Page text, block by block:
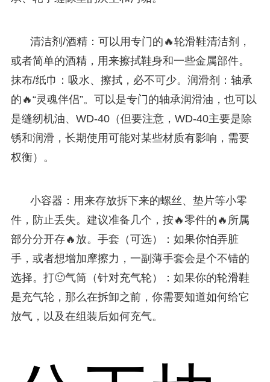
清洁剂/酒精：可以用专门的🔥轮滑鞋清洁剂，
或者简单的酒精，用来擦拭鞋身和一些金属部件。
抹布/纸巾：吸水、擦拭，必不可少。润滑剂：轴承
的🔥“灵魂伴侣”。可以是专门的轴承润滑油，也可以
是缝纫机油、WD-40（但要注意，WD-40主要是除
锈和润滑，长期使用可能对某些材质有影响，需要
权衡）。
小容器：用来存放拆下来的螺丝、垫片等小零
件，防止丢失。建议准备几个，按🔥零件的🔥所属
部分分开存🔥放。手套（可选）：如果你怕弄脏
手，或者想增加摩擦力，一副薄手套会是个不错的
选择。打🙂气筒（针对充气轮）：如果你的轮滑鞋
是充气轮，那么在拆卸之前，你需要知道如何给它
放气，以及在组装后如何充气。